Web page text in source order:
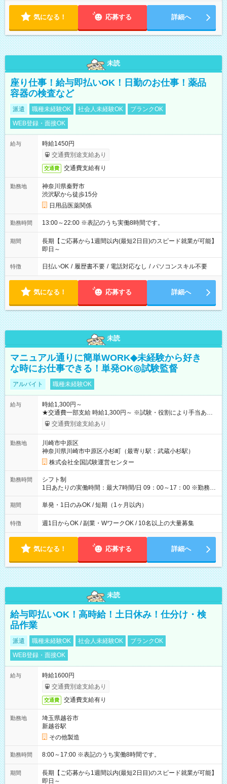
気になる！ 応募する 詳細へ
未読
座り仕事！給与即払いOK！日勤のお仕事！薬品
容器の検査など
派遣 職種未経験OK 社会人未経験OK
ブランクOK
WEB登録・面接OK
給与
時給1450円
交通費別途支給あり
交通費 交通費支給有り
勤務地
神奈川県秦野市
渋沢駅から徒歩15分
日用品医薬関係
勤務時間 13:00～22:00 ※表記のうち実働8時間です。
期間
長期【ご応募から1週間以内(最短2日目)のスピード就業が可能】
即日～
特徴 日払いOK / 履歴書不要 / 電話対応なし / パソコンスキル不要
気になる！ 応募する 詳細へ
未読
マニュアル通りに簡単WORK◆未経験から好き
な時にお仕事できる！単発OK◎試験監督
アルバイト 職種未経験OK
給与
時給1,300円～
★交通費一部支給 時給1,300円～ ※試験・役割により手当あり
※勤務回数により昇給あり 【即給（前払い）オプションあ
り！】 希望される場合、勤務から1週間ほどで給与の一部を受け
例】 ・河合塾模擬試験 8:30～17:30（休憩1時間） 時給1,300円
×8時間＝日収10,400円＋交通費 ※当日の役割により時給＋100
円の場合あり ・国家試験 7:00～13:30（休憩なし） 時給1,300
円（役割手当＋100円）×6時間＝日収8,400円＋交通費 【試用期
間】試用期間なし
交通費別途支給あり
勤務地
川崎市中原区
神奈川県川崎市中原区小杉町（最寄り駅：武蔵小杉駅）
株式会社全国試験運営センター
勤務時間
シフト制
1日あたりの実働時間：最大7時間/日 09：00～17：00 ※勤務時
間は 試験により異なります。
期間 単発・1日のみOK / 短期（1ヶ月以内）
特徴 週1日からOK / 副業・WワークOK / 10名以上の大量募集
気になる！ 応募する 詳細へ
未読
給与即払いOK！高時給！土日休み！仕分け・検
品作業
派遣 職種未経験OK 社会人未経験OK
ブランクOK
WEB登録・面接OK
給与
時給1600円
交通費別途支給あり
交通費 交通費支給有り
勤務地
埼玉県越谷市
新越谷駅
その他製造
勤務時間 8:00～17:00 ※表記のうち実働8時間です。
期間
長期【ご応募から1週間以内(最短2日目)のスピード就業が可能】
即日～